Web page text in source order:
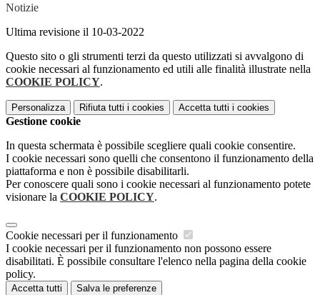
Notizie
Ultima revisione il 10-03-2022
Questo sito o gli strumenti terzi da questo utilizzati si avvalgono di
cookie necessari al funzionamento ed utili alle finalità illustrate nella
COOKIE POLICY.
Personalizza Rifiuta tutti i cookies Accetta tutti i cookies
Gestione cookie
In questa schermata è possibile scegliere quali cookie consentire.
I cookie necessari sono quelli che consentono il funzionamento della
piattaforma e non è possibile disabilitarli.
Per conoscere quali sono i cookie necessari al funzionamento potete
visionare la COOKIE POLICY.
Cookie necessari per il funzionamento
I cookie necessari per il funzionamento non possono essere
disabilitati. È possibile consultare l'elenco nella pagina della cookie
policy.
Accetta tutti Salva le preferenze